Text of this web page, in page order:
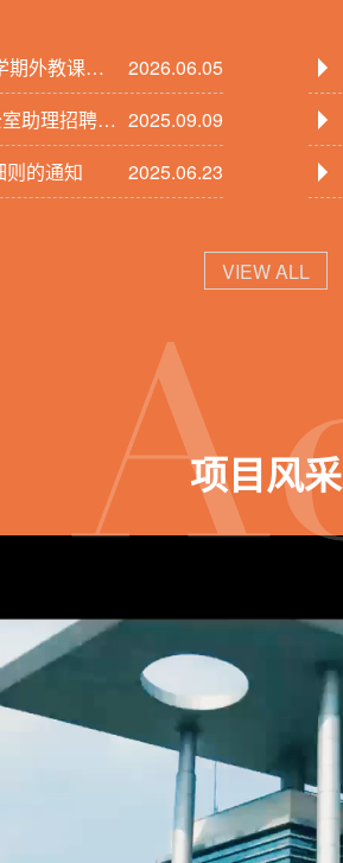
期外教课程 2026.06.05
助理招聘公 2025.09.09
的通知
2025.06.23
VIEW ALL
项目风采